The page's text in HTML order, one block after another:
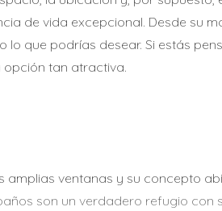
de vida excepcional. Desde su
que podrías desear. Si estás
opción tan atractiva.
ventanas y su concepto
son un verdadero refugio con